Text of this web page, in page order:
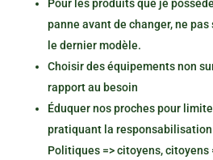
Pour les produits que je
panne avant de changer, ne
le dernier modèle.
Choisir des équipements non
rapport au besoin
Éduquer nos proches pour
pratiquant la
Politiques => citoyens, citoyens